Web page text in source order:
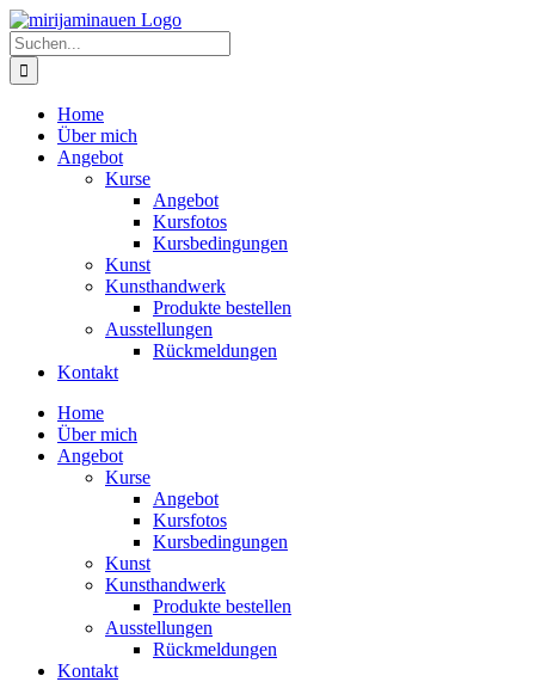
Zum
Inhalt
springen
Suche
nach:
Home
Über mich
Angebot
Kurse
Angebot
Kursfotos
Kursbedingungen
Kunst
Kunsthandwerk
Produkte bestellen
Ausstellungen
Rückmeldungen
Kontakt
Home
Über mich
Angebot
Kurse
Angebot
Kursfotos
Kursbedingungen
Kunst
Kunsthandwerk
Produkte bestellen
Ausstellungen
Rückmeldungen
Kontakt